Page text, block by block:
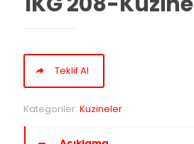
Teklif Al
Kategoriler: Kuzineler